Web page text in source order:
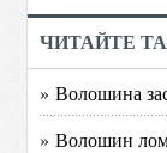
ЧИТАЙТЕ
» Волошина
» Волошин